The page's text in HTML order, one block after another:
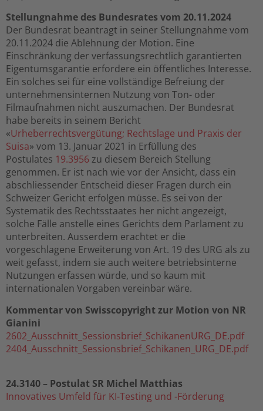
Stellungnahme des Bundesrates vom 20.11.2024
Der Bundesrat beantragt in seiner Stellungnahme vom
20.11.2024 die Ablehnung der Motion. Eine
Einschränkung der verfassungsrechtlich garantierten
Eigentumsgarantie erfordere ein öffentliches Interesse.
Ein solches sei für eine vollständige Befreiung der
unternehmensinternen Nutzung von Ton- oder
Filmaufnahmen nicht auszumachen. Der Bundesrat
habe bereits in seinem Bericht
«Urheberrechtsvergütung; Rechtslage und Praxis der
Suisa» vom 13. Januar 2021 in Erfüllung des
Postulates 19.3956zu diesem Bereich Stellung
genommen. Er ist nach wie vor der Ansicht, dass ein
abschliessender Entscheid dieser Fragen durch ein
Schweizer Gericht erfolgen müsse. Es sei von der
Systematik des Rechtsstaates her nicht angezeigt,
solche Fälle anstelle eines Gerichts dem Parlament zu
unterbreiten. Ausserdem erachtet er die
vorgeschlagene Erweiterung von Art. 19 des URG als zu
weit gefasst, indem sie auch weitere betriebsinterne
Nutzungen erfassen würde, und so kaum mit
internationalen Vorgaben vereinbar wäre.
Kommentar von Swisscopyright zur Motion von NR
Gianini
2602_Ausschnitt_Sessionsbrief_SchikanenURG_DE.pdf
2404_Ausschnitt_Sessionsbrief_Schikanen_URG_DE.pdf
24.3140 – Postulat SR Michel Matthias
Innovatives Umfeld für KI-Testing und -Förderung